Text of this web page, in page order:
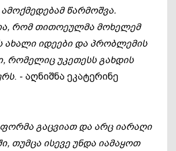
წარმოშვა.
რომ თითოეულმა მოხელემ
ახალი იდეები და პრობლემის
რომელიც უკეთესს გახდის
. - აღნიშნა ეკატერინე
გაცვიათ და არც იარაღი
თუმცა ისევე უნდა იამაყოთ